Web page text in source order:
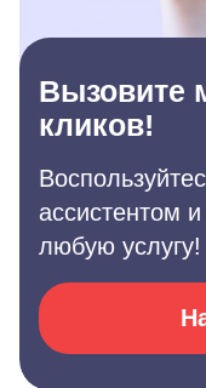
Вызовите
кликов!
ассистентом
любую услугу!